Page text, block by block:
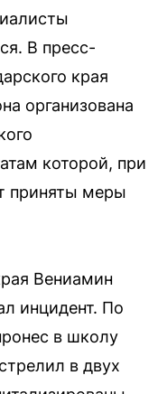
В пресс-
края
организована
которой, при
приняты меры
Вениамин
инцидент. По
в школу
в двух